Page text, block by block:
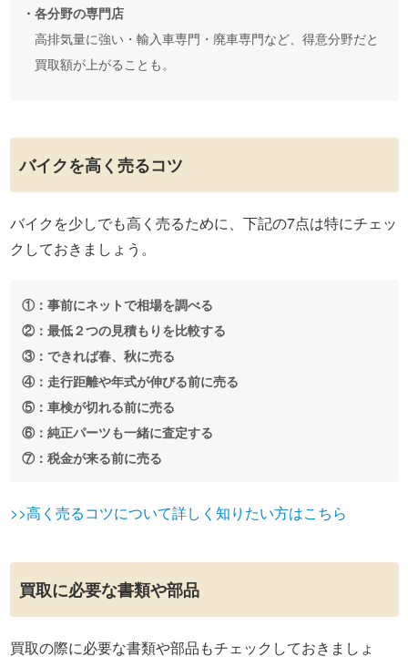
・各分野の専門店
高排気量に強い・輸入車専門・廃車専門など、得意分野だと
買取額が上がることも。
バイクを高く売るコツ
バイクを少しでも高く売るために、下記の7点は特にチェッ
クしておきましょう。
①：事前にネットで相場を調べる
②：最低２つの見積もりを比較する
③：できれば春、秋に売る
④：走行距離や年式が伸びる前に売る
⑤：車検が切れる前に売る
⑥：純正パーツも一緒に査定する
⑦：税金が来る前に売る
>>高く売るコツについて詳しく知りたい方はこちら
買取に必要な書類や部品
買取の際に必要な書類や部品もチェックしておきましょ